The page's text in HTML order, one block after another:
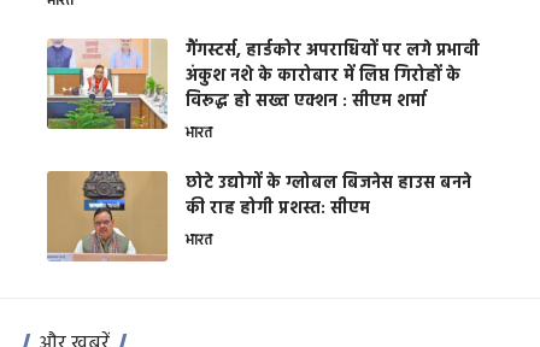
गैंगस्टर्स, हार्डकोर अपराधियों पर लगे प्रभावी
अंकुश नशे के कारोबार में लिप्त गिरोहों के
विरूद्ध हो सख्त एक्शन : सीएम शर्मा
भारत
छोटे उद्योगों के ग्लोबल बिजनेस हाउस बनने
की राह होगी प्रशस्त: सीएम
भारत